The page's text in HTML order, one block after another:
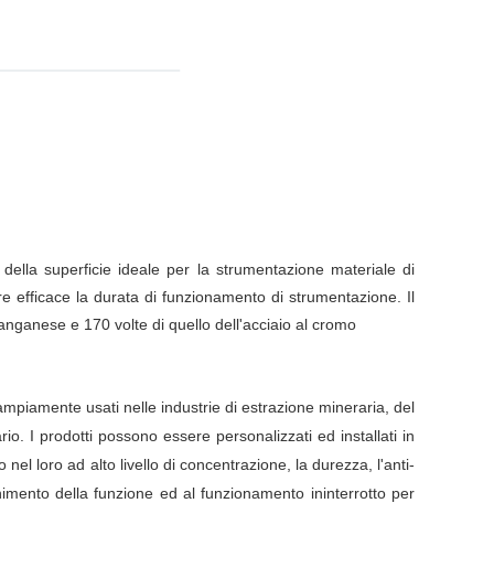
superficie ideale per la strumentazione materiale di
efficace la durata di funzionamento di strumentazione. Il
e 170 volte di quello dell'acciaio al cromo
usati nelle industrie di estrazione mineraria, del
I prodotti possono essere personalizzati ed installati in
loro ad alto livello di concentrazione, la durezza, l'anti-
della funzione ed al funzionamento ininterrotto per